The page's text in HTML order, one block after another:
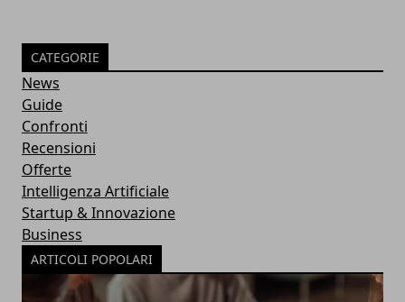
CATEGORIE
News
Guide
Confronti
Recensioni
Offerte
Intelligenza Artificiale
Startup & Innovazione
Business
ARTICOLI POPOLARI